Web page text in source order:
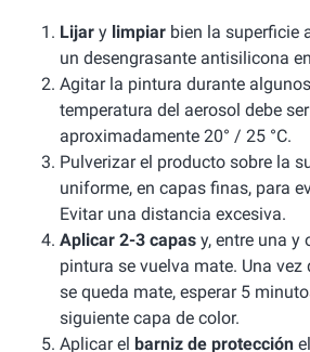
Lijar y limpiar bien la superficie
un desengrasante antisilicona
Agitar la pintura durante
temperatura del aerosol debe
aproximadamente 20° / 25 °C.
Pulverizar el producto sobre la
uniforme, en capas finas, para
Evitar una distancia excesiva.
Aplicar 2-3 capas y, entre una y
pintura se vuelva mate. Una
se queda mate, esperar 5
siguiente capa de color.
Aplicar el barniz de protección